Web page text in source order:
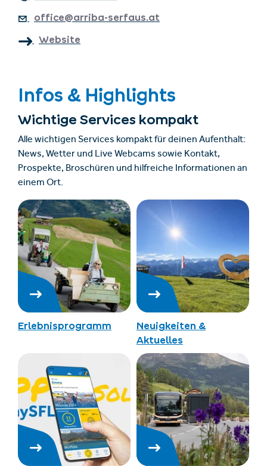
office@arriba-serfaus.at
Website
Infos & Highlights
Wichtige Services kompakt
Alle wichtigen Services kompakt für deinen Aufenthalt:
News, Wetter und Live Webcams sowie Kontakt,
Prospekte, Broschüren und hilfreiche Informationen an
einem Ort.
Erlebnisprogramm
Neuigkeiten &
Aktuelles